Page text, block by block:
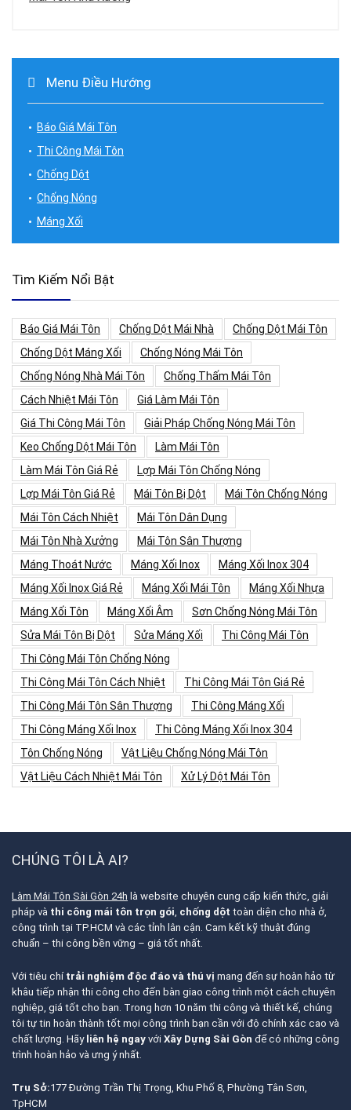
Menu Điều Hướng
Báo Giá Mái Tôn
Thi Công Mái Tôn
Chống Dột
Chống Nóng
Máng Xối
Tìm Kiếm Nổi Bật
Báo Giá Mái Tôn Chống Dột Mái Nhà
Chống Dột Mái Tôn
Chống Dột Máng Xối
Chống Nóng Mái Tôn
Chống Nóng Nhà Mái Tôn
Chống Thấm Mái Tôn
Cách Nhiệt Mái Tôn
Giá Làm Mái Tôn
Giá Thi Công Mái Tôn
Giải Pháp Chống Nóng Mái Tôn
Keo Chống Dột Mái Tôn
Làm Mái Tôn
Làm Mái Tôn Giá Rẻ
Lợp Mái Tôn Chống Nóng
Lợp Mái Tôn Giá Rẻ
Mái Tôn Bị Dột
Mái Tôn Chống Nóng
Mái Tôn Cách Nhiệt
Mái Tôn Dân Dụng
Mái Tôn Nhà Xưởng
Mái Tôn Sân Thượng
Máng Thoát Nước
Máng Xối Inox
Máng Xối Inox 304
Máng Xối Inox Giá Rẻ
Máng Xối Mái Tôn
Máng Xối Nhựa
Máng Xối Tôn
Máng Xối Âm
Sơn Chống Nóng Mái Tôn
Sửa Mái Tôn Bị Dột
Sửa Máng Xối
Thi Công Mái Tôn
Thi Công Mái Tôn Chống Nóng
Thi Công Mái Tôn Cách Nhiệt
Thi Công Mái Tôn Giá Rẻ
Thi Công Mái Tôn Sân Thượng
Thi Công Máng Xối
Thi Công Máng Xối Inox
Thi Công Máng Xối Inox 304
Tôn Chống Nóng
Vật Liệu Chống Nóng Mái Tôn
Vật Liệu Cách Nhiệt Mái Tôn
Xử Lý Dột Mái Tôn
CHÚNG TÔI LÀ AI?
Làm Mái Tôn Sài Gòn 24h là website chuyên cung cấp kiến thức, giải
pháp và thi công mái tôn trọn gói, chống dột toàn diện cho nhà ở,
công trình tại TP.HCM và các tỉnh lân cận. Cam kết kỹ thuật đúng
chuẩn – thi công bền vững – giá tốt nhất.
Với tiêu chí trải nghiệm độc đáo và thú vị mang đến sự hoàn hảo từ
khâu tiếp nhận thi công cho đến bàn giao công trình một cách chuyên
nghiệp, giá tốt cho bạn. Trong hơn 10 năm thi công và thiết kế, chúng
tôi tự tin hoàn thành tốt mọi công trình bạn cần với độ chính xác cao và
chất lượng. Hãy liên hệ ngay với Xây Dựng Sài Gòn để có những công
trình hoàn hảo và ưng ý nhất.
Trụ Sở:177 Đường Trần Thị Trọng, Khu Phố 8, Phường Tân Sơn,
TpHCM